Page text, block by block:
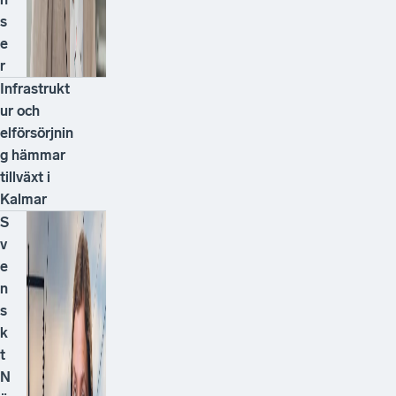
s
e
r
Infrastrukt
ur och
elförsörjnin
g hämmar
tillväxt i
Kalmar
S
v
e
n
s
k
t
N